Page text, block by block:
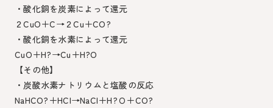
・酸化銅を炭素によって還元
２CuO＋C→２Cu＋CO?
・酸化銅を水素によって還元
CuO＋H?→Cu＋H?O
【その他】
・炭酸水素ナトリウムと塩酸の反応
NaHCO?＋HCl→NaCl＋H?Ｏ＋CO?